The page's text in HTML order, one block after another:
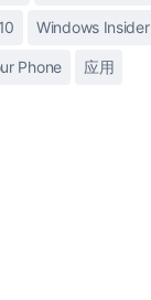
Windows Insider
Phone 应用